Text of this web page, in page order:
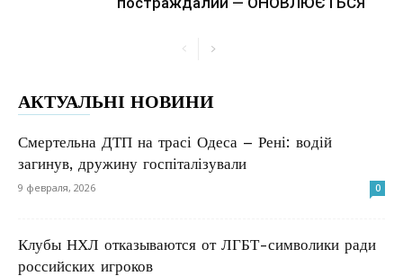
АКТУАЛЬНІ НОВИНИ
Смертельна ДТП на трасі Одеса – Рені: водій
загинув, дружину госпіталізували
9 февраля, 2026 0
Клубы НХЛ отказываются от ЛГБТ-символики ради
российских игроков